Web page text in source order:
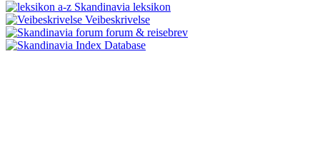
Skandinavia leksikon
Veibeskrivelse
forum & reisebrev
Database